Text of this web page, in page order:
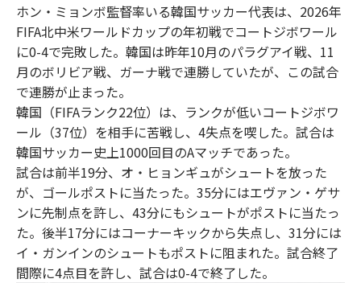
ホン・ミョンボ監督率いる韓国サッカー代表は、2026年
FIFA北中米ワールドカップの年初戦でコートジボワール
に0-4で完敗した。韓国は昨年10月のパラグアイ戦、11
月のボリビア戦、ガーナ戦で連勝していたが、この試合
で連勝が止まった。
韓国（FIFAランク22位）は、ランクが低いコートジボワ
ール（37位）を相手に苦戦し、4失点を喫した。試合は
韓国サッカー史上1000回目のAマッチであった。
試合は前半19分、オ・ヒョンギュがシュートを放った
が、ゴールポストに当たった。35分にはエヴァン・ゲサ
ンに先制点を許し、43分にもシュートがポストに当たっ
た。後半17分にはコーナーキックから失点し、31分には
イ・ガンインのシュートもポストに阻まれた。試合終了
間際に4点目を許し、試合は0-4で終了した。